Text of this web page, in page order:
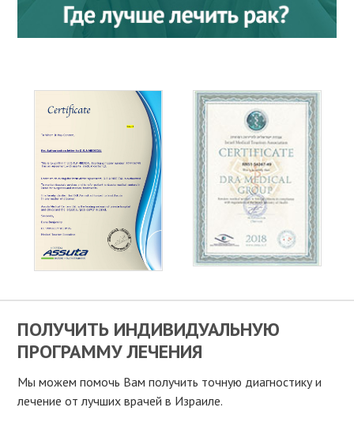
ПОЛУЧИТЬ ИНДИВИДУАЛЬНУЮ
ПРОГРАММУ ЛЕЧЕНИЯ
Мы можем помочь Вам получить точную диагностику и
лечение от лучших врачей в Израиле.